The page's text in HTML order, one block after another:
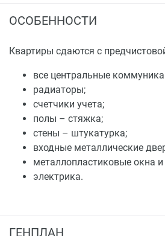
ОСОБЕННОСТИ
Квартиры сдаются с
все центральные
радиаторы;
счетчики учета;
полы – стяжка;
стены – штукатурка;
входные металлические
металлопластиковые окна и
электрика.
ГЕНПЛАН